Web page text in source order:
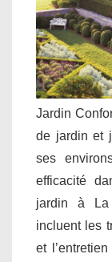
Jardin
de jardin et
ses
efficacité
jardin à La
incluent les
et